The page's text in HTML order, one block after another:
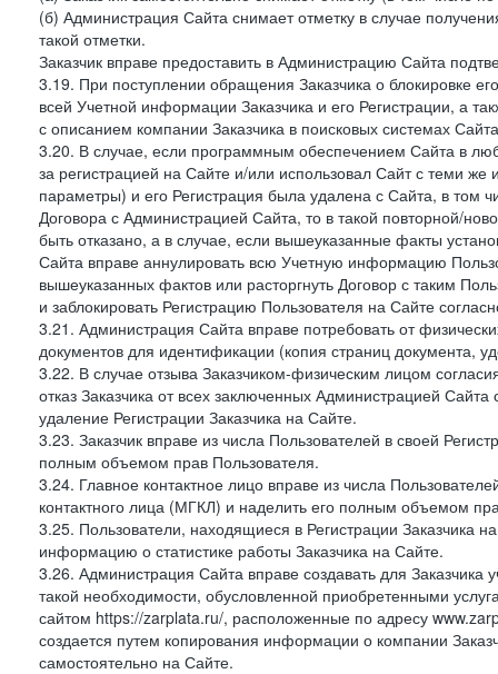
(б) Администрация Сайта снимает отметку в случае
такой отметки.
Заказчик вправе предоставить в Администрацию Сайта
3.19. При поступлении обращения Заказчика о блокировке
всей Учетной информации Заказчика и его Регистрации, а
с описанием компании Заказчика в поисковых системах
3.20. В случае, если программным обеспечением Сайта в
за регистрацией на Сайте и/или использовал Сайт с теми
параметры) и его Регистрация была удалена с Сайта, в том
Договора с Администрацией Сайта, то в такой повторной/
быть отказано, а в случае, если вышеуказанные факты
Сайта вправе аннулировать всю Учетную информацию
вышеуказанных фактов или расторгнуть Договор с таким
и заблокировать Регистрацию Пользователя на Сайте
3.21. Администрация Сайта вправе потребовать от
документов для идентификации (копия страниц документа,
3.22. В случае отзыва Заказчиком-физическим лицом
отказ Заказчика от всех заключенных Администрацией
удаление Регистрации Заказчика на Сайте.
3.23. Заказчик вправе из числа Пользователей в своей
полным объемом прав Пользователя.
3.24. Главное контактное лицо вправе из числа
контактного лица (МГКЛ) и наделить его полным объемом
3.25. Пользователи, находящиеся в Регистрации Заказчика
информацию о статистике работы Заказчика на Сайте.
3.26. Администрация Сайта вправе создавать для
такой необходимости, обусловленной приобретенными
сайтом https://zarplata.ru/, расположенные по адресу
создается путем копирования информации о компании
самостоятельно на Сайте.